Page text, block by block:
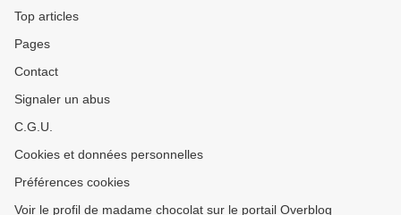
Top articles
Pages
Contact
Signaler un abus
C.G.U.
Cookies et données personnelles
Préférences cookies
Voir le profil de madame chocolat sur le portail Overblog